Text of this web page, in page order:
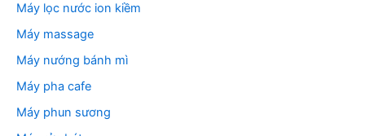
Máy lọc nước ion kiềm
Máy massage
Máy nướng bánh mì
Máy pha cafe
Máy phun sương